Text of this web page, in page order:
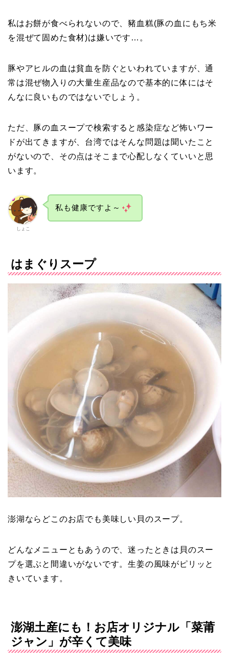
私はお餅が食べられないので、豬血糕(豚の血にもち米
を混ぜて固めた食材)は嫌いです…。
豚やアヒルの血は貧血を防ぐといわれていますが、通
常は混ぜ物入りの大量生産品なので基本的に体にはそ
んなに良いものではないでしょう。
ただ、豚の血スープで検索すると感染症など怖いワー
ドが出てきますが、台湾ではそんな問題は聞いたこと
がないので、その点はそこまで心配しなくていいと思
います。
しょこ
私も健康ですよ～
はまぐりスープ
澎湖ならどこのお店でも美味しい貝のスープ。
どんなメニューともあうので、迷ったときは貝のスー
プを選ぶと間違いがないです。生姜の風味がピリッと
きいています。
澎湖土産にも！お店オリジナル「菜莆
ジャン」が辛くて美味